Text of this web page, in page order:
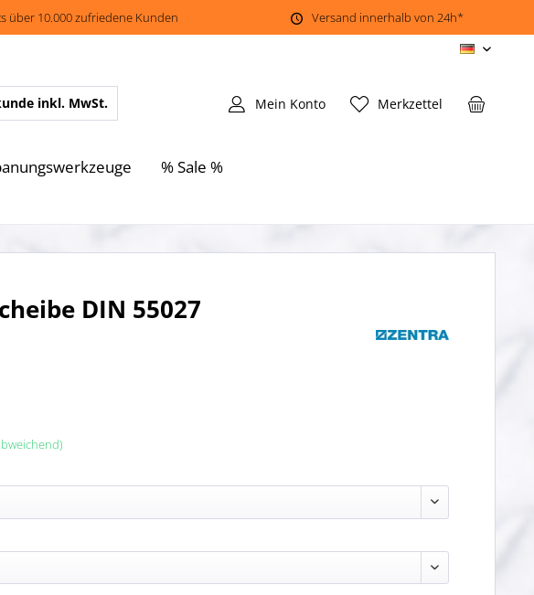
über 10.000 zufriedene Kunden Versand innerhalb von 24h*
DE
Merkzettel
Mein Konto
inkl. MwSt.
% Sale %
DIN 55027